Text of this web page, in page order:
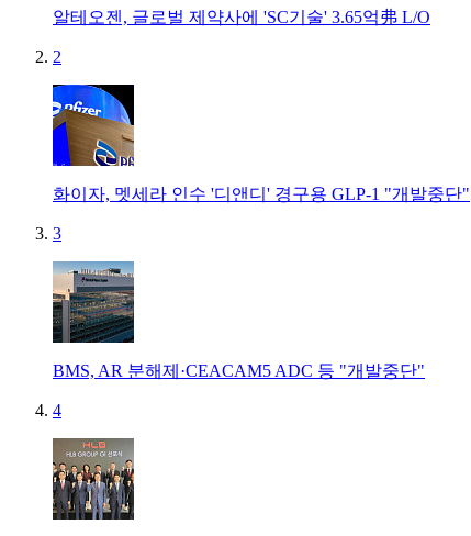
알테오젠, 글로벌 제약사에 'SC기술' 3.65억弗 L/O
2
화이자, 멧세라 인수 '디앤디' 경구용 GLP-1 "개발중단"
3
BMS, AR 분해제·CEACAM5 ADC 등 "개발중단"
4